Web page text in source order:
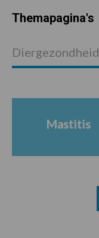
Themapagina's
Diergezondheid
Mastitis